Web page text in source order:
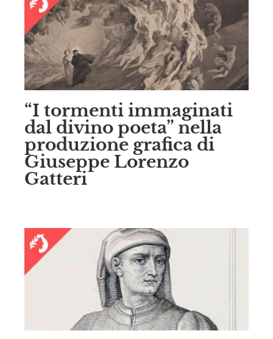
“I tormenti immaginati
dal divino poeta” nella
produzione grafica di
Giuseppe Lorenzo
Gatteri